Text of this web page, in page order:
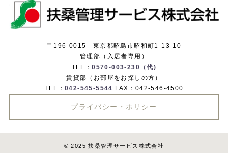
〒196-0015 東京都昭島市昭和町1-13-10
管理部（入居者専用）
TEL：0570-003-230（代)
賃貸部（お部屋をお探しの方）
TEL： 042-545-5544 FAX：042-546-4500
プライバシー・ポリシー
© 2025 扶桑管理サービス株式会社